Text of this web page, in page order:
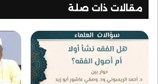
مقالات ذات صلة